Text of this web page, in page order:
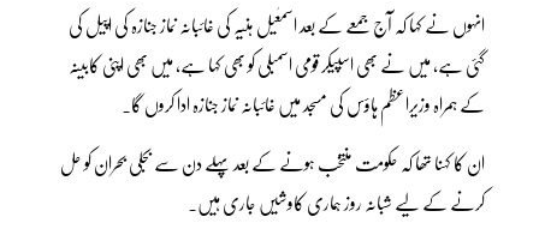
انہوں نے کہا کہ آج جمعے کے بعد اسمٰعیل ہنیہ کی غائبانہ نماز جنازہ کی اپیل کی
گئی ہے، میں نے بھی اسپیکر قومی اسمبلی کو بھی کہا ہے، میں بھی اپنی کابینہ
کے ہمراہ وزیراعظم ہاؤس کی مسجد میں غائبانہ نماز جنازہ ادا کروں گا۔
ان کا کہنا تھا کہ حکومت منتخب ہونے کے بعد پہلے دن سے بجلی بحران کو حل
کرنے کے لیے شبانہ روز ہماری کاوشیں جاری ہیں۔